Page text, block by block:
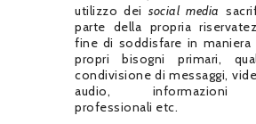
utilizzo dei social media
parte della propria
fine di soddisfare in maniera
propri bisogni primari,
condivisione di messaggi,
audio, informazioni
professionali etc.